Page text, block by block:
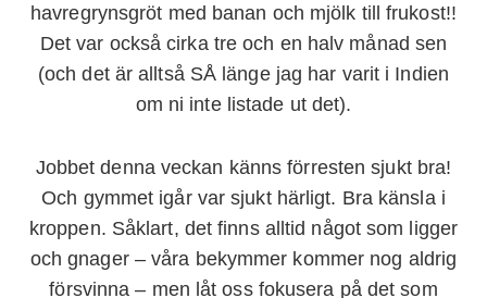
havregrynsgröt med banan och mjölk till frukost!!
Det var också cirka tre och en halv månad sen
(och det är alltså SÅ länge jag har varit i Indien
om ni inte listade ut det).
Jobbet denna veckan känns förresten sjukt bra!
Och gymmet igår var sjukt härligt. Bra känsla i
kroppen. Såklart, det finns alltid något som ligger
och gnager – våra bekymmer kommer nog aldrig
försvinna – men låt oss fokusera på det som